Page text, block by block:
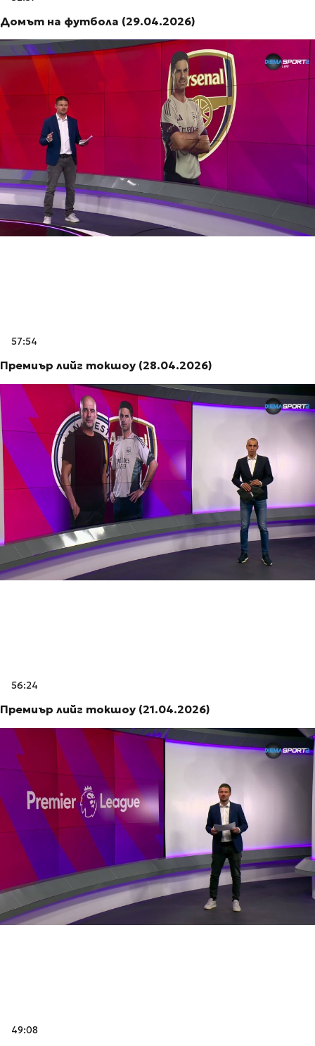
Домът на футбола (29.04.2026)
57:54
Премиър лийг токшоу (28.04.2026)
56:24
Премиър лийг токшоу (21.04.2026)
49:08